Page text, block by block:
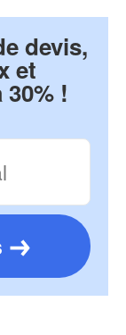
devis,
et
!